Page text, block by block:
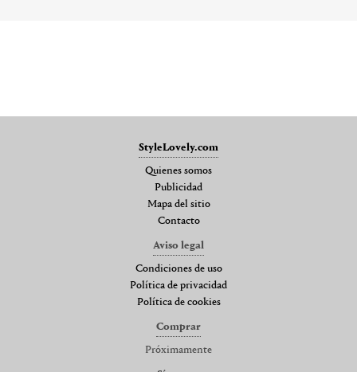
StyleLovely.com
Quienes somos
Publicidad
Mapa del sitio
Contacto
Aviso legal
Condiciones de uso
Política de privacidad
Política de cookies
Comprar
Próximamente